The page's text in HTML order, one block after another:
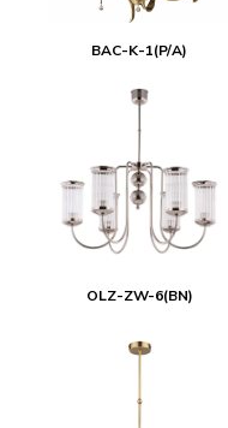
BAC-K-1(P/A)
OLZ-ZW-6(BN)